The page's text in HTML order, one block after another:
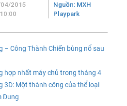
2015
Nguồn: MXH
Playpark
– Công Thành Chiến bùng nổ sau
hợp nhất máy chủ trong tháng 4
3D: Một thành công của thể loại
Dung